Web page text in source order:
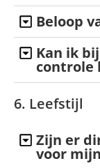
Beloop
Kan ik
controle
6. Leefstijl
Zijn er
voor